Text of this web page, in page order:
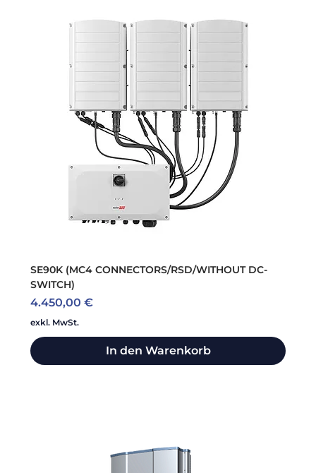
SE90K (MC4 CONNECTORS/RSD/WITHOUT DC-
SWITCH)
Preis
4.450,00 €
exkl. MwSt.
In den Warenkorb